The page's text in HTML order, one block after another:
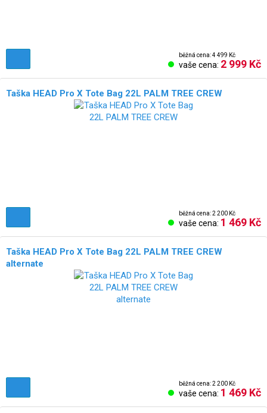
běžná cena: 4 499 Kč
vaše cena: 2 999 Kč
Taška HEAD Pro X Tote Bag 22L PALM TREE CREW
běžná cena: 2 200 Kč
vaše cena: 1 469 Kč
Taška HEAD Pro X Tote Bag 22L PALM TREE CREW
alternate
běžná cena: 2 200 Kč
vaše cena: 1 469 Kč